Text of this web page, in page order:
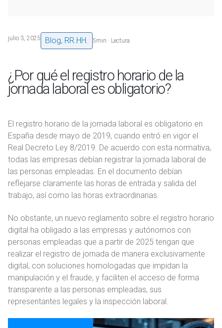
julio 3, 2025 Blog, RR.HH. 5min · Lectura
¿Por qué el registro horario de la
jornada laboral es obligatorio?
El registro horario de la jornada laboral es obligatorio en
España desde mayo de 2019, cuando entró en vigor el
Real Decreto Ley 8/2019. De acuerdo con esta normativa,
todas las empresas debían registrar la jornada laboral de
las personas empleadas. En el documento debían
reflejarse claramente las horas de entrada y salida del
trabajo, así como las horas extraordinarias.
No obstante, un nuevo reglamento sobre el registro horario
digital ha obligado a las empresas y autónomos con
personas empleadas que a partir de 2025 tengan que
realizar el registro de jornada de manera exclusivamente
digital, con soluciones homologadas que impidan la
manipulación y el fraude, y faciliten el acceso de forma
transparente a las personas empleadas, sus
representantes legales y la inspección laboral.